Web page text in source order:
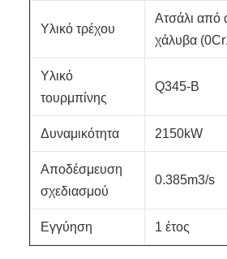
Υλικό τρέχου
Ατσάλι από
χάλυβα
Υλικό
τουρμπίνης
Q345-Β
Δυναμικότητα 2150kW
Αποδέσμευση
σχεδιασμού
0.385m3/s
Εγγύηση 1 έτος